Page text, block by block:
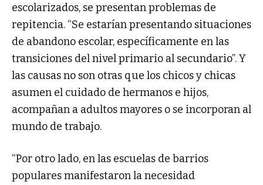
escolarizados, se presentan problemas de
repitencia. “Se estarían presentando situaciones
de abandono escolar, específicamente en las
transiciones del nivel primario al secundario”. Y
las causas no son otras que los chicos y chicas
asumen el cuidado de hermanos e hijos,
acompañan a adultos mayores o se incorporan al
mundo de trabajo.
“Por otro lado, en las escuelas de barrios
populares manifestaron la necesidad